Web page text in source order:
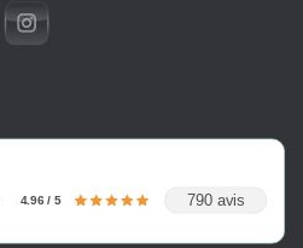
4.96 / 5 790 avis